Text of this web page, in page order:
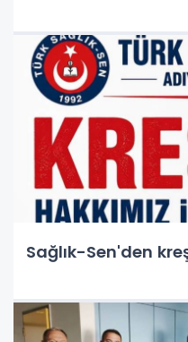
Sağlık-Sen'den